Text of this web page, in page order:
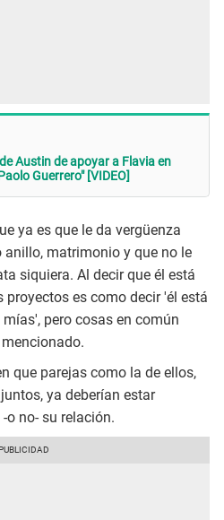
Austin de apoyar a Flavia en
Guerrero" [VIDEO]
ya es que le da vergüenza
matrimonio y que no le
siquiera. Al decir que él está
es como decir 'él está
pero cosas en común
que parejas como la de ellos,
ya deberían estar
o no- su relación.